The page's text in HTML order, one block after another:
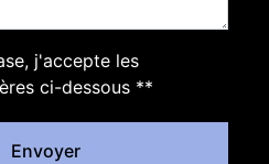
j'accepte les
ci-dessous **
Envoyer